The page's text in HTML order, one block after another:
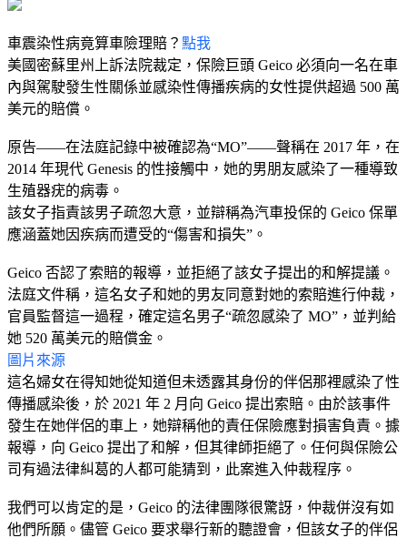
車震染性病竟算車險理賠？ 點我
美國密蘇里州上訴法院裁定，保險巨頭 Geico 必須向一名在車
內與駕駛發生性關係並感染性傳播疾病的女性提供超過 500 萬
美元的賠償。
原告——在法庭記錄中被確認為“MO”——聲稱在 2017 年，在
2014 年現代 Genesis 的性接觸中，她的男朋友感染了一種導致
生殖器疣的病毒。
該女子指責該男子疏忽大意，並辯稱為汽車投保的 Geico 保單
應涵蓋她因疾病而遭受的“傷害和損失”。
Geico 否認了索賠的報導，並拒絕了該女子提出的和解提議。
法庭文件稱，這名女子和她的男友同意對她的索賠進行仲裁，
官員監督這一過程，確定這名男子“疏忽感染了 MO”，並判給
她 520 萬美元的賠償金。
圖片來源
這名婦女在得知她從知道但未透露其身份的伴侶那裡感染了性
傳播感染後，於 2021 年 2 月向 Geico 提出索賠。由於該事件
發生在她伴侶的車上，她辯稱他的責任保險應對損害負責。據
報導，向 Geico 提出了和解，但其律師拒絕了。任何與保險公
司有過法律糾葛的人都可能猜到，此案進入仲裁程序。
我們可以肯定的是，Geico 的法律團隊很驚訝，仲裁併沒有如
他們所願。儘管 Geico 要求舉行新的聽證會，但該女子的伴侶